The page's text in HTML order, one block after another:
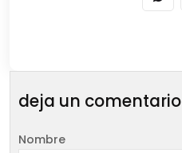
deja un comentario
Nombre